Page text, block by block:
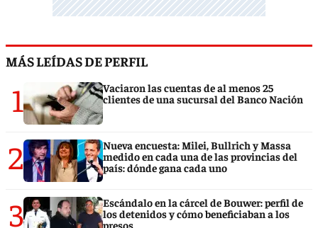
MÁS LEÍDAS DE PERFIL
1
Vaciaron las cuentas de al menos 25
clientes de una sucursal del Banco Nación
2
Nueva encuesta: Milei, Bullrich y Massa
medido en cada una de las provincias del
país: dónde gana cada uno
3
Escándalo en la cárcel de Bouwer: perfil de
los detenidos y cómo beneficiaban a los
presos